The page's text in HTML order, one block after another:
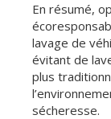
En résumé,
lavage de
évitant de
plus
sécheresse.